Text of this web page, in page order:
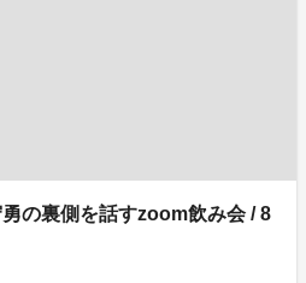
勇の裏側を話すzoom飲み会 / 8